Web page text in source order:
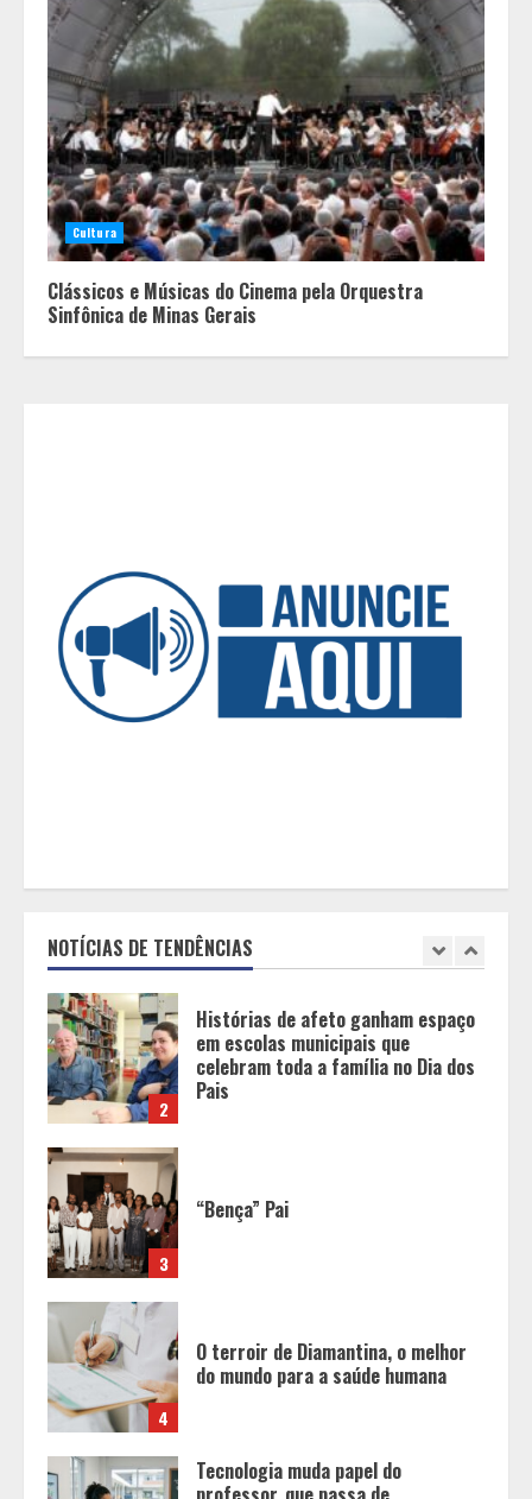
Cultura
Clássicos e Músicas do Cinema pela Orquestra
Sinfônica de Minas Gerais
NOTÍCIAS DE TENDÊNCIAS
2
Histórias de afeto ganham espaço
em escolas municipais que
celebram toda a família no Dia dos
Pais
“Bença” Pai
5
transmissor de conteúdo a
designer de experiências de
aprendizagem
2
em escolas municipais que
Pais
3
“Bença” Pai
4
O terroir de Diamantina, o melhor
do mundo para a saúde humana
5
professor, que passa de
transmissor de conteúdo a
designer de experiências de